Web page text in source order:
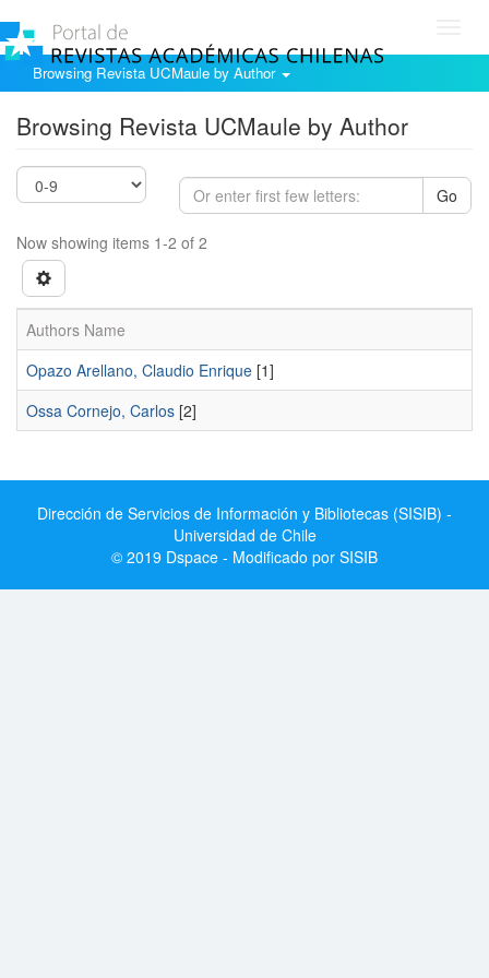
Browsing Revista UCMaule by Author
Browsing Revista UCMaule by Author
Go
Now showing items 1-2 of 2
Authors Name
Opazo Arellano, Claudio Enrique [1]
Ossa Cornejo, Carlos [2]
Dirección de Servicios de Información y Bibliotecas (SISIB) -
Universidad de Chile
© 2019 Dspace - Modificado por SISIB